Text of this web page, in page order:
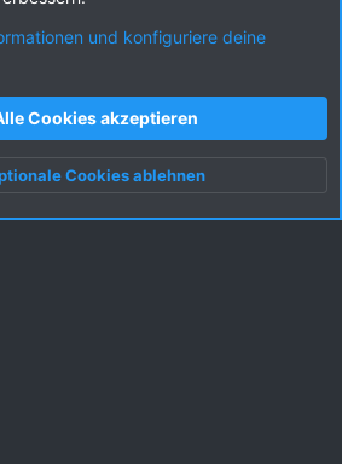
Datenschutz
S
Oben Unten
und konfiguriere deine
Cookies akzeptieren
Cookies ablehnen